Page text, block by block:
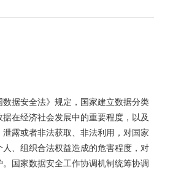
数据安全法》规定，国家建立数据分类
在经济社会发展中的重要程度，以及
露或者非法获取、非法利用，对国家
、组织合法权益造成的危害程度，对
国家数据安全工作协调机制统筹协调